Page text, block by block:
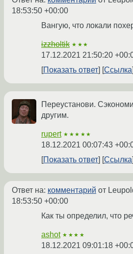
18:53:50 +00:00
Вангую, что локали
izzholtik ★★★
17.12.2021 21:50:20
Показать ответ
Ссылка
Переустанови.
другим.
rupert ★★★★★
18.12.2021 00:07:43
Показать ответ
Ссылка
Ответ на: комментарий от
18:53:50 +00:00
Как ты определил, что
ashot ★★★★
18.12.2021 09:01:18